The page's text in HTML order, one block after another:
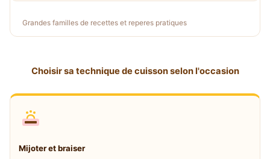
Grandes familles de recettes et reperes pratiques
Choisir sa technique de cuisson selon l'occasion
Mijoter et braiser